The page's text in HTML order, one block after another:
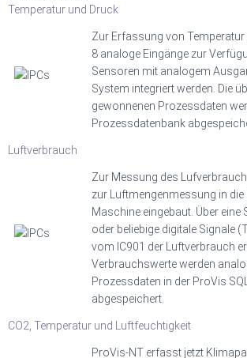
Temperatur und Druck
Zur Erfassung von Temperatur
8 analoge Eingänge zur
Sensoren mit analogem
System integriert werden. Die
gewonnenen Prozessdaten
Prozessdatenbank
Luftverbrauch
Zur Messung des
zur Luftmengenmessung in
Maschine eingebaut. Über eine
oder beliebige digitale Signale
vom IC901 der Luftverbrauch
Verbrauchswerte werden
Prozessdaten in der ProVis
abgespeichert.
CO2, Temperatur und Luftfeuchtigkeit​
ProVis-NT erfasst jetzt